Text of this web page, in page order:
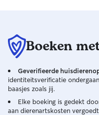
Boeken
Geverifieerde
identiteitsverificatie
baasjes zoals jij.
Elke boeking is gedekt
aan dierenartskosten